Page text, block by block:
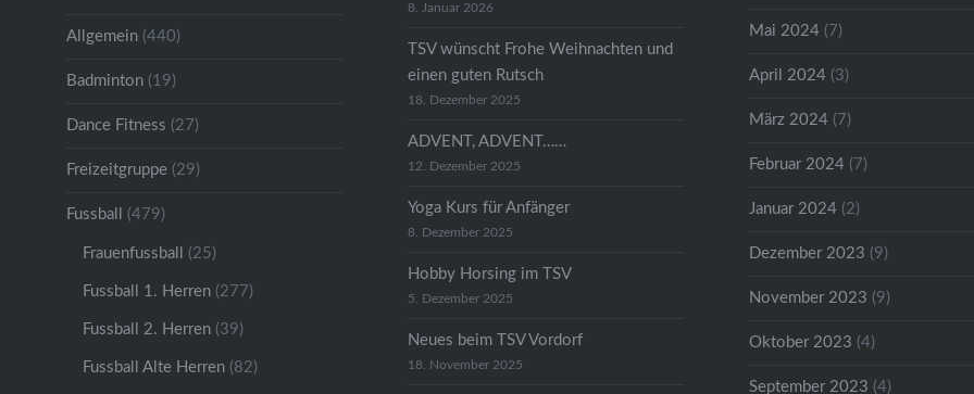
8. Januar 2026
TSV wünscht Frohe Weihnachten und
einen guten Rutsch
18. Dezember 2025
ADVENT, ADVENT……
12. Dezember 2025
Yoga Kurs für Anfänger
8. Dezember 2025
Hobby Horsing im TSV
5. Dezember 2025
Neues beim TSV Vordorf
18. November 2025
Mai 2024 (7)
April 2024 (3)
März 2024 (7)
Februar 2024 (7)
Januar 2024 (2)
Dezember 2023 (9)
November 2023 (9)
Oktober 2023 (4)
September 2023 (4)
Allgemein(440)
Badminton(19)
Dance Fitness (27)
Freizeitgruppe(29)
Fussball (479)
Frauenfussball (25)
Fussball 1. Herren(277)
Fussball 2. Herren(39)
Fussball Alte Herren(82)